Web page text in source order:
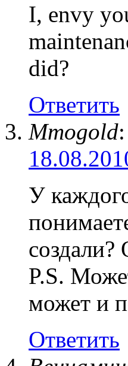
I, envy
did?
Ответить
Mmogold:
У
P.S.
может и
Ответить